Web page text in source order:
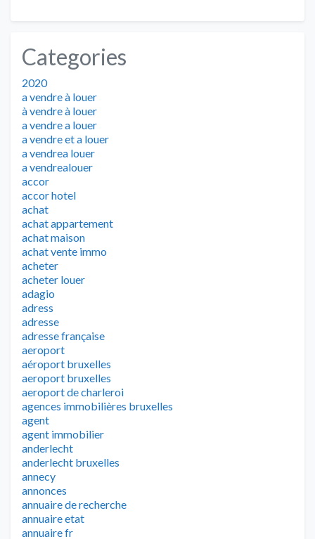
Categories
2020
a vendre à louer
à vendre à louer
a vendre a louer
a vendre et a louer
a vendrea louer
a vendrealouer
accor
accor hotel
achat
achat appartement
achat maison
achat vente immo
acheter
acheter louer
adagio
adress
adresse
adresse française
aeroport
aéroport bruxelles
aeroport bruxelles
aeroport de charleroi
agences immobilières bruxelles
agent
agent immobilier
anderlecht
anderlecht bruxelles
annecy
annonces
annuaire de recherche
annuaire etat
annuaire fr